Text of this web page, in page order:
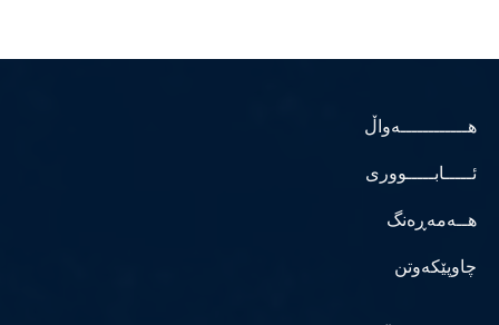
هــــــــــــەواڵ
ئـــــابـــــووری
هــەمەڕەنگ
چاوپێکەوتن